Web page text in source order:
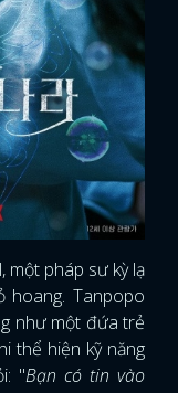
một pháp sư kỳ lạ
hoang. Tanpopo
như một đứa trẻ
thể hiện kỹ năng
"Bạn có tin vào